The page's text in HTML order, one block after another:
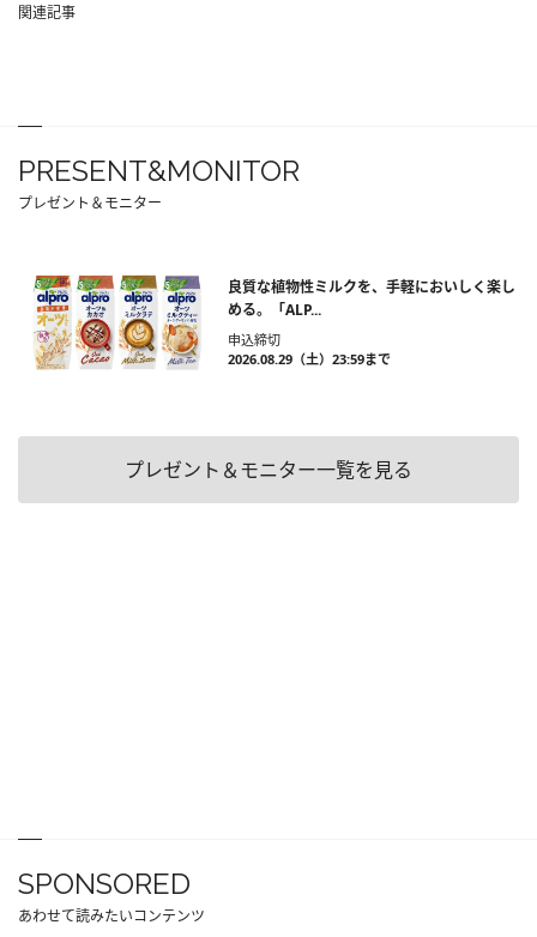
関連記事
PRESENT&MONITOR
プレゼント＆モニター
良質な植物性ミルクを、手軽においしく楽し
める。「ALP...
申込締切
2026.08.29（土）23:59まで
プレゼント＆モニター一覧を見る
SPONSORED
あわせて読みたいコンテンツ